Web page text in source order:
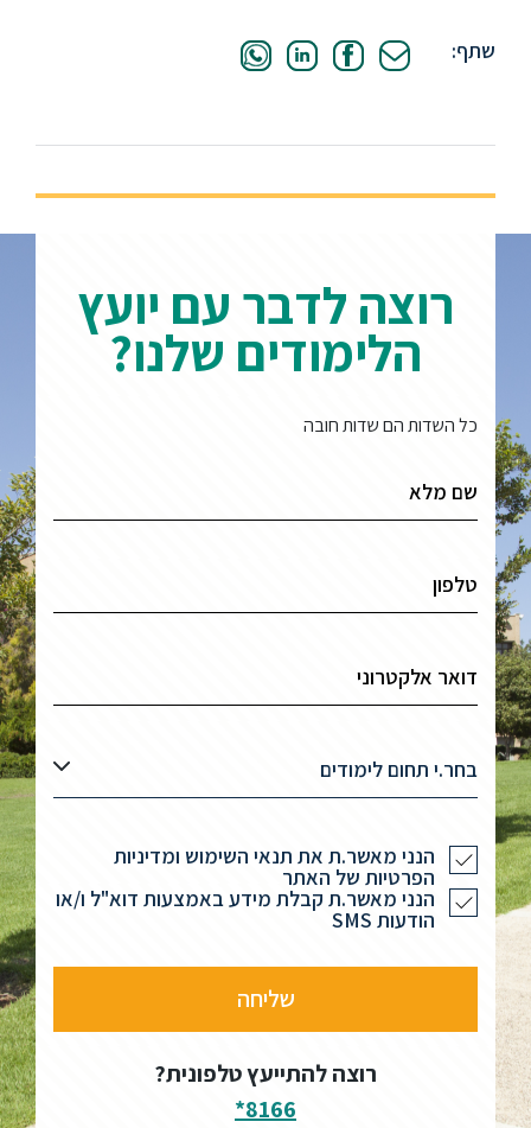
שתף:
רוצה לדבר עם יועץ
הלימודים שלנו?
כל השדות הם שדות חובה
בחר.י תחום לימודים
הנני מאשר.ת את תנאי השימוש ומדיניות
הפרטיות של האתר
הנני מאשר.ת קבלת מידע באמצעות דוא"ל ו/או
הודעות SMS
רוצה להתייעץ טלפונית?
8166*